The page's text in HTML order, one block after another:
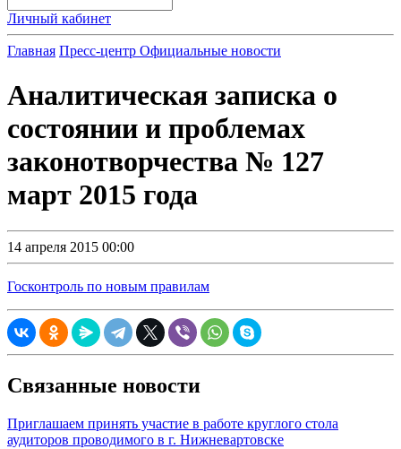
Личный кабинет
Главная Пресс-центр Официальные новости
Аналитическая записка о
состоянии и проблемах
законотворчества № 127
март 2015 года
14 апреля 2015 00:00
Госконтроль по новым правилам
Связанные новости
Приглашаем принять участие в работе круглого стола
аудиторов проводимого в г. Нижневартовске